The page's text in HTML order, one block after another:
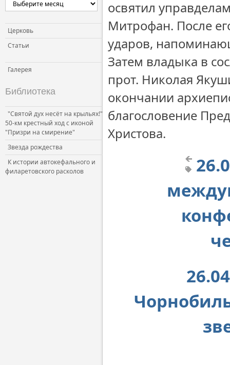
Церковь
Статьи
Галерея
Библиотека
"Святой дух несёт на крыльях!"
50-км крестный ход с иконой
"Призри на смирение"
Звезда рождества
К истории автокефального и
филаретовского расколов
освятил
Митрофан. После
ударов,
Затем владыка в
прот. Николая
окончании
благословение
Христова.